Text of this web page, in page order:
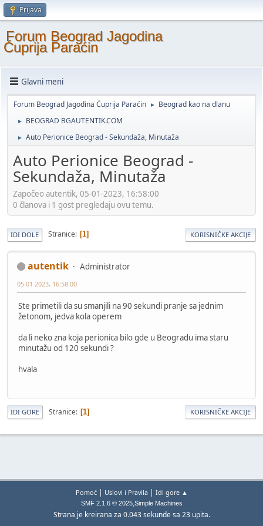
Prijava
Forum Beograd Jagodina
Ćuprija Paraćin
Glavni meni
Forum Beograd Jagodina Ćuprija Paraćin ► Beograd kao na dlanu
► BEOGRAD BGAUTENTIK.COM
► Auto Perionice Beograd - Sekundaža, Minutaža
Auto Perionice Beograd -
Sekundaža, Minutaža
Započeo autentik, 05-01-2023, 16:58:00
0 članova i 1 gost pregledaju ovu temu.
IDI DOLE Stranice 1 KORISNIČKE AKCIJE
autentik Administrator
05-01-2023, 16:58:00
Ste primetili da su smanjili na 90 sekundi pranje sa jednim
žetonom, jedva kola operem
da li neko zna koja perionica bilo gde u Beogradu ima staru
minutažu od 120 sekundi ?
hvala
IDI GORE Stranice 1 KORISNIČKE AKCIJE
Pomoć| Uslovi i Pravila| Idi gore ▲
SMF 2.1.6 © 2025,Simple Machines
Strana je kreirana za 0.043 sekunde sa 23 upita.